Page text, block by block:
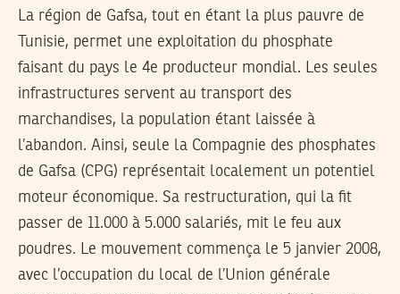
La région de Gafsa, tout en étant la plus pauvre de
Tunisie, permet une exploitation du phosphate
faisant du pays le 4e producteur mondial. Les seules
infrastructures servent au transport des
marchandises, la population étant laissée à
l’abandon. Ainsi, seule la Compagnie des phosphates
de Gafsa (CPG) représentait localement un potentiel
moteur économique. Sa restructuration, qui la fit
passer de 11.000 à 5.000 salariés, mit le feu aux
poudres. Le mouvement commença le 5 janvier 2008,
avec l’occupation du local de l’Union générale